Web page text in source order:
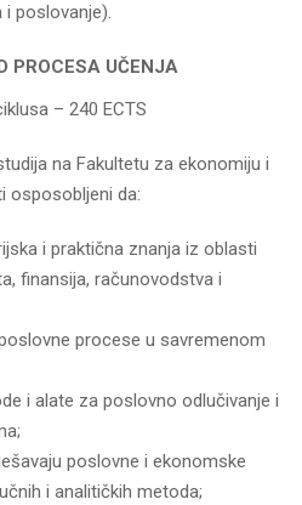
i poslovanje).
PROCESA UČENJA
– 240 ECTS
na Fakultetu za ekonomiju i
osposobljeni da:
i praktična znanja iz oblasti
finansija, računovodstva i
procese u savremenom
i alate za poslovno odlučivanje i
poslovne i ekonomske
i analitičkih metoda;